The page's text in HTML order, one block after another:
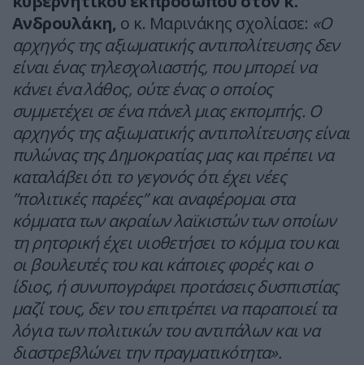
Ανδρουλάκη, ο κ. Μαρινάκης σχολίασε: «Ο
αρχηγός της αξιωματικής αντιπολίτευσης δεν
είναι ένας τηλεσχολιαστής, που μπορεί να
κάνει ένα λάθος, ούτε ένας ο οποίος
συμμετέχει σε ένα πάνελ μιας εκπομπής. Ο
αρχηγός της αξιωματικής αντιπολίτευσης είναι
πυλώνας της Δημοκρατίας μας και πρέπει να
καταλάβει ότι το γεγονός ότι έχει νέες
”πολιτικές παρέες” και αναφέρομαι στα
κόμματα των ακραίων λαϊκιστών των οποίων
τη ρητορική έχει υιοθετήσει το κόμμα του και
οι βουλευτές του και κάποιες φορές και ο
ίδιος, ή συνυπογράφει προτάσεις δυσπιστίας
μαζί τους, δεν του επιτρέπει να παραποιεί τα
λόγια των πολιτικών του αντιπάλων και να
διαστρεβλώνει την πραγματικότητα».